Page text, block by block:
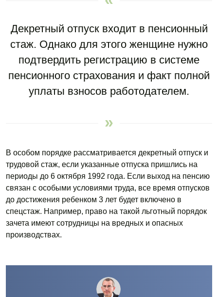
Декретный отпуск входит в пенсионный
стаж. Однако для этого женщине нужно
подтвердить регистрацию в системе
пенсионного страхования и факт полной
уплаты взносов работодателем.
В особом порядке рассматривается декретный отпуск и
трудовой стаж, если указанные отпуска пришлись на
периоды до 6 октября 1992 года. Если выход на пенсию
связан с особыми условиями труда, все время отпусков
до достижения ребенком 3 лет будет включено в
спецстаж. Например, право на такой льготный порядок
зачета имеют сотрудницы на вредных и опасных
производствах.